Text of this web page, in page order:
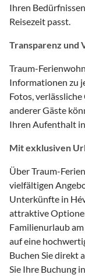
Ihren
Reisezeit passt.
Transparenz und
Traum-
Informationen zu
Fotos,
anderer Gäste
Ihren Aufenthalt
Mit exklusiven
Über Traum-
vielfältigen
Unterkünfte in
attraktive
Familienurlaub
auf eine
Buchen Sie direkt
Sie Ihre Buchung